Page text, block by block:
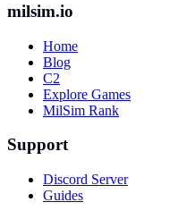
milsim.io
Home
Blog
C2
Explore Games
MilSim Rank
Support
Discord Server
Guides